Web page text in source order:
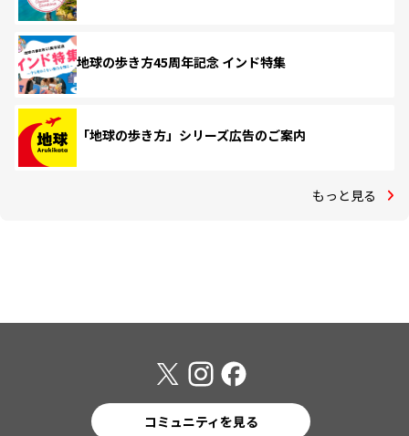
地球の歩き方45周年記念 インド特集
「地球の歩き方」シリーズ広告のご案内
もっと見る
コミュニティを見る